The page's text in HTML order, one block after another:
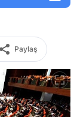
Paylaş